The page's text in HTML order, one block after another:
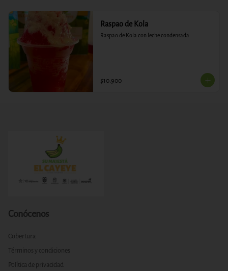
Raspao de Kola
Raspao de Kola con leche condensada
$10.900
Conócenos
Cobertura
Términos y condiciones
Política de privacidad